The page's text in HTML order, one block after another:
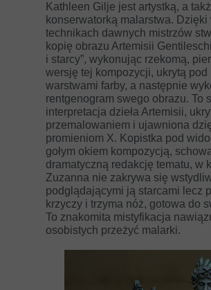
Kathleen Gilje jest artystką, a
konserwatorką malarstwa. Dzięki
technikach dawnych mistrzów
kopię obrazu Artemisii
i starcy”, wykonując rzekomą,
wersję tej kompozycji, ukrytą pod
warstwami farby, a następnie
rentgenogram swego obrazu. To
interpretacja dzieła Artemisii,
przemalowaniem i ujawniona
promieniom X. Kopistka pod
gołym okiem kompozycją,
dramatyczną redakcję tematu, w
Zuzanna nie zakrywa się
podglądającymi ją starcami lecz
krzyczy i trzyma nóż, gotowa do
To znakomita mistyfikacja
osobistych przeżyć malarki.